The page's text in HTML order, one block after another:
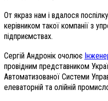
От якраз нам і вдалося
керівником такої компанії з
підприємствах.
Сергій Андронік очолює
провідним представником
Автоматизованої Системи
елеваторній та олійній